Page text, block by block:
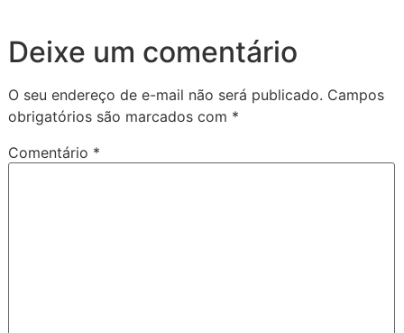
Deixe um comentário
O seu endereço de e-mail não será publicado. Campos
obrigatórios são marcados com *
Comentário *